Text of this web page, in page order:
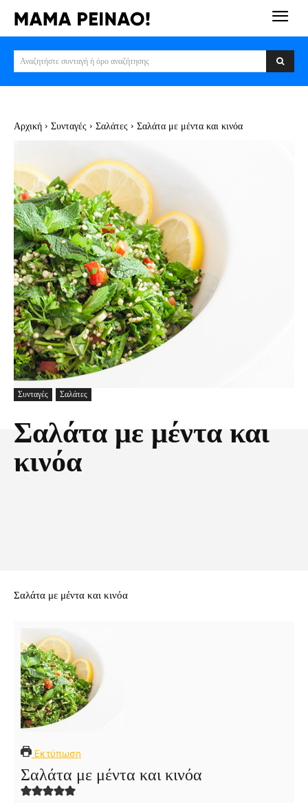
Αναζητήστε συνταγή ή όρο αναζήτησης
Αρχική Συνταγές Σαλάτες Σαλάτα με μέντα και κινόα
Συνταγές Σαλάτες
Σαλάτα με μέντα και
κινόα
Σαλάτα με μέντα και κινόα
Εκτύπωση
Σαλάτα με μέντα και κινόα